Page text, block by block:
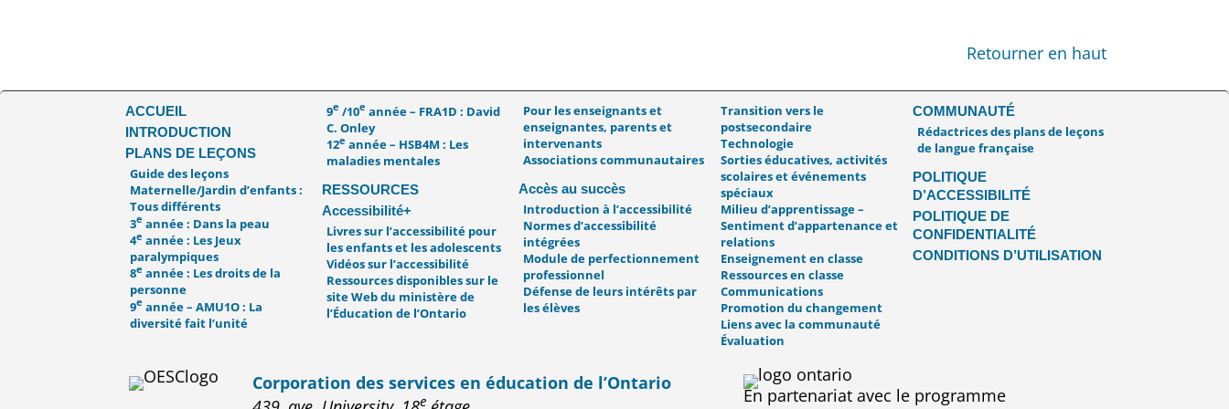
Retourner en haut
ACCUEIL
INTRODUCTION
PLANS DE LEÇONS
Guide des leçons
Maternelle/Jardin d’enfants :
Tous différents
3e année : Dans la peau
4e année : Les Jeux
paralympiques
8e année : Les droits de la
personne
9e année – AMU1O : La
diversité fait l’unité
9e /10e année – FRA1D : David
C. Onley
12e année – HSB4M : Les
maladies mentales
RESSOURCES
Accessibilité+
Livres sur l’accessibilité pour
les enfants et les adolescents
Vidéos sur l’accessibilité
Ressources disponibles sur le
site Web du ministère de
l’Éducation de l’Ontario
Pour les enseignants et
enseignantes, parents et
intervenants
Associations communautaires
Accès au succès
Introduction à l’accessibilité
Normes d’accessibilité
intégrées
Module de perfectionnement
professionnel
Défense de leurs intérêts par
les élèves
Transition vers le
postsecondaire
Technologie
Sorties éducatives, activités
scolaires et événements
spéciaux
Milieu d’apprentissage –
Sentiment d’appartenance et
relations
Enseignement en classe
Ressources en classe
Communications
Promotion du changement
Liens avec la communauté
Évaluation
COMMUNAUTÉ
Rédactrices des plans de leçons
de langue française
POLITIQUE
D’ACCESSIBILITÉ
POLITIQUE DE
CONFIDENTIALITÉ
CONDITIONS D’UTILISATION
Corporation des services en éducation de l’Ontario
e
En partenariat avec le programme